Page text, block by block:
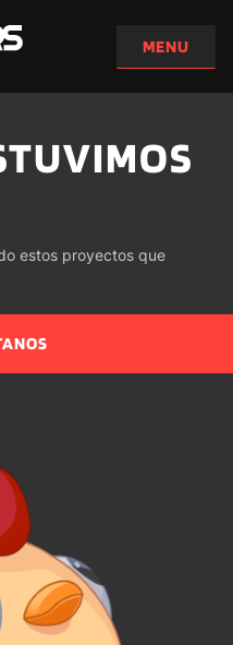
estos proyectos que